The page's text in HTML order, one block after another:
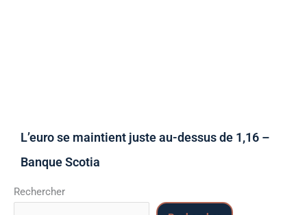
L’euro se maintient juste au-dessus de 1,16 –
Banque Scotia
Rechercher